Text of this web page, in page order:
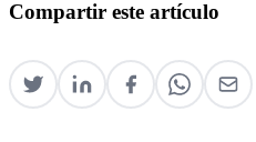
Compartir este artículo